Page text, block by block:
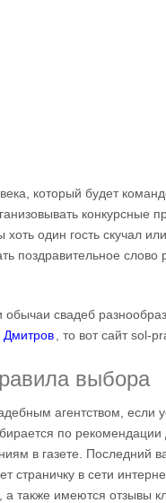
который будет
конкурсные
один гость скучал
поздравительное слово
свадеб
Дмитров , то вот сайт sol-
выбора
агентством, если
по
в газете. Последний
страничку в сети
также имеются отзывы